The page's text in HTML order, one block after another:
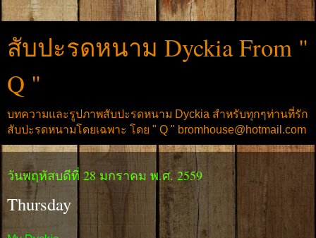
สับปะรดหนาม Dyckia From "
Q "
บทความและรูปภาพสับปะรดหนาม Dyckia สำหรับทุกๆท่านที่รัก
สับปะรดหนามโดยเฉพาะ โดย " Q " bromhouse@hotmail.com
วันพฤหัสบดีที่ 28 มกราคม พ.ศ. 2559
Thursday